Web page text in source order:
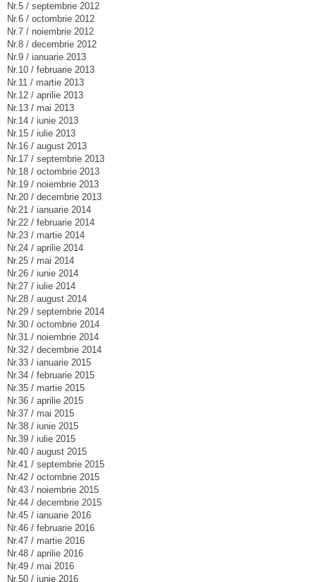
Nr.5 / septembrie 2012
Nr.6 / octombrie 2012
Nr.7 / noiembrie 2012
Nr.8 / decembrie 2012
Nr.9 / ianuarie 2013
Nr.10 / februarie 2013
Nr.11 / martie 2013
Nr.12 / aprilie 2013
Nr.13 / mai 2013
Nr.14 / iunie 2013
Nr.15 / iulie 2013
Nr.16 / august 2013
Nr.17 / septembrie 2013
Nr.18 / octombrie 2013
Nr.19 / noiembrie 2013
Nr.20 / decembrie 2013
Nr.21 / ianuarie 2014
Nr.22 / februarie 2014
Nr.23 / martie 2014
Nr.24 / aprilie 2014
Nr.25 / mai 2014
Nr.26 / iunie 2014
Nr.27 / iulie 2014
Nr.28 / august 2014
Nr.29 / septembrie 2014
Nr.30 / octombrie 2014
Nr.31 / noiembrie 2014
Nr.32 / decembrie 2014
Nr.33 / ianuarie 2015
Nr.34 / februarie 2015
Nr.35 / martie 2015
Nr.36 / aprilie 2015
Nr.37 / mai 2015
Nr.38 / iunie 2015
Nr.39 / iulie 2015
Nr.40 / august 2015
Nr.41 / septembrie 2015
Nr.42 / octombrie 2015
Nr.43 / noiembrie 2015
Nr.44 / decembrie 2015
Nr.45 / ianuarie 2016
Nr.46 / februarie 2016
Nr.47 / martie 2016
Nr.48 / aprilie 2016
Nr.49 / mai 2016
Nr.50 / iunie 2016